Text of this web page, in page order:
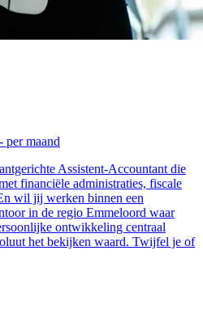
per maand
Assistent-Accountant die
financiële administraties, fiscale
wil jij werken binnen een
in de regio Emmeloord waar
ontwikkeling centraal
het bekijken waard. Twijfel je of